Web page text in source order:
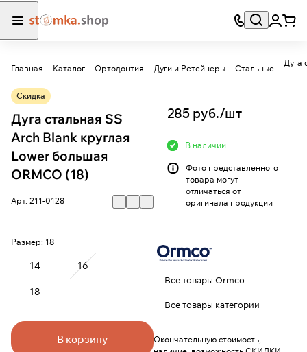
Главная Каталог Ортодонтия Дуги и Ретейнеры Стальные
Дуга
Скидка
Дуга стальная SS
Arch Blank круглая
Lower большая
ORMCO (18)
Арт. 211-0128
Размер: 18
14 16
18
В корзину
285 руб./шт
В наличии
Фото представленного
товара могут
отличаться от
оригинала продукции
Все товары Ormco
Все товары категории
Окончательную стоимость,